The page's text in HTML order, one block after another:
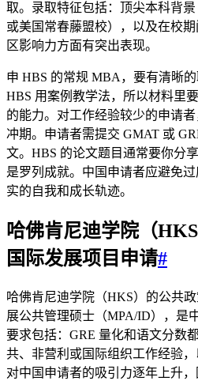
取。录取特征包括：顶尖本科背
或美国常春藤盟校），以及在校
区影响力方面有突出表现。
申 HBS 的常规 MBA，要有清晰
HBS 用案例教学法，所以材料里
的能力。对工作经验较少的申请
冲期。申请者需提交 GMAT 或
文。HBS 的论文题目通常要你分
是罗列成就。中国申请者应避免
实的自我和成长轨迹。
哈佛肯尼迪学院（
国际发展项目申请#
哈佛肯尼迪学院（HKS）的公共
展公共管理硕士（MPA/ID），是
要求包括：GRE 量化和语文分数
共、非营利或国际组织工作经验
对中国申请者的吸引力逐年上升